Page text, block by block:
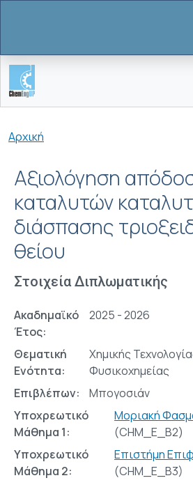
Breadcrumb
Αρχική
Αξιολόγηση
καταλυτών
διάσπασης
θείου
Στοιχεία Διπλωματικής
Ακαδημαϊκό
Έτος:
2025 - 2026
Θεματική
Ενότητα:
Χημικής
Φυσικοχημείας
Επιβλέπων:
Μπογοσιάν
Υποχρεωτικό
Μάθημα 1:
Μοριακή
(CHM_E_B2)
Υποχρεωτικό
Μάθημα 2:
Επιστήμη
(CHM_E_Β3)